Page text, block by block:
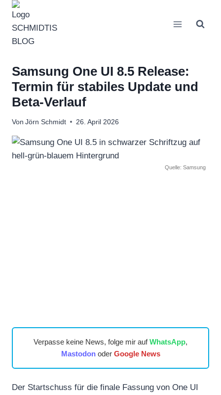
Zum
Inhalt
springen
Samsung One UI 8.5 Release:
Termin für stabiles Update und
Beta-Verlauf
Von Jörn Schmidt 26. April 2026
Quelle: Samsung
Verpasse keine News, folge mir aufWhatsApp,
Mastodonoder Google News
Der Startschuss für die finale Fassung von One UI